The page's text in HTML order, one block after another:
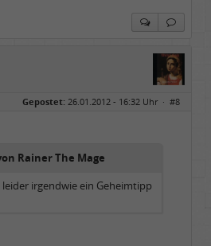
Gepostet: 26.01.2012 - 16:32 Uhr · #8
Rainer The Mage
irgendwie ein Geheimtipp